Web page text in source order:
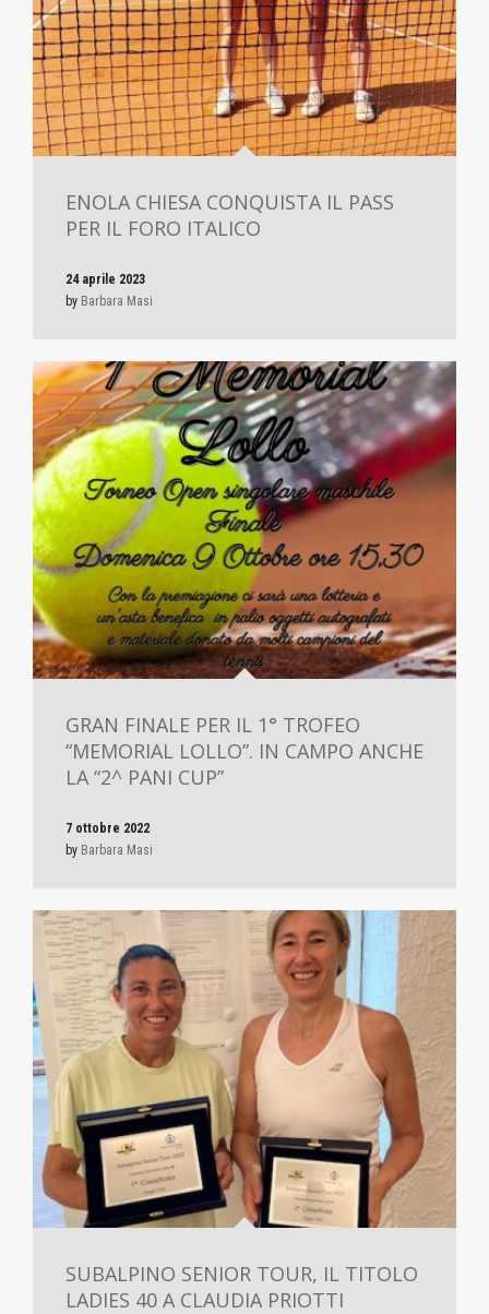
ENOLA CHIESA CONQUISTA IL PASS
PER IL FORO ITALICO
24 aprile 2023
by Barbara Masi
GRAN FINALE PER IL 1° TROFEO
“MEMORIAL LOLLO”. IN CAMPO ANCHE
LA “2^ PANI CUP”
7 ottobre 2022
by Barbara Masi
SUBALPINO SENIOR TOUR, IL TITOLO
LADIES 40 A CLAUDIA PRIOTTI